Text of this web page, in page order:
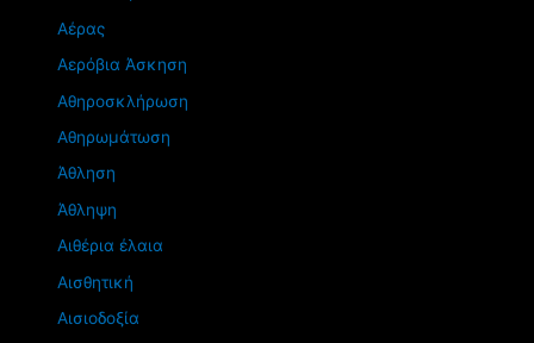
Αέρας
Αερόβια Άσκηση
Αθηροσκλήρωση
Αθηρωμάτωση
Άθληση
Άθληψη
Αιθέρια έλαια
Αισθητική
Αισιοδοξία